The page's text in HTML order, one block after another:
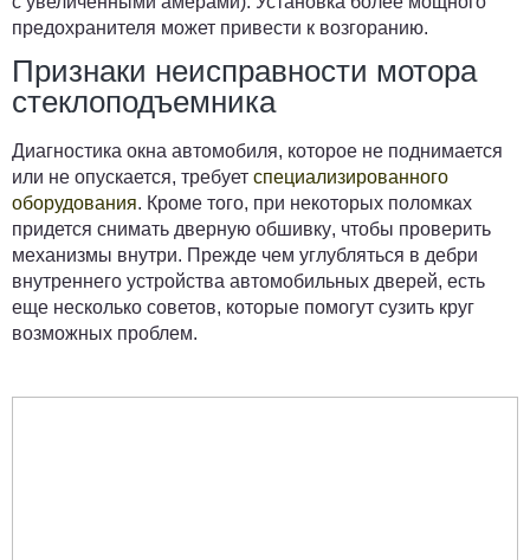
предохранителя может привести к возгоранию.
Признаки неисправности мотора
стеклоподъемника
Диагностика окна автомобиля, которое не поднимается
или не опускается, требует специализированного
оборудования. Кроме того, при некоторых поломках
придется снимать дверную обшивку, чтобы проверить
механизмы внутри. Прежде чем углубляться в дебри
внутреннего устройства автомобильных дверей, есть
еще несколько советов, которые помогут сузить круг
возможных проблем.